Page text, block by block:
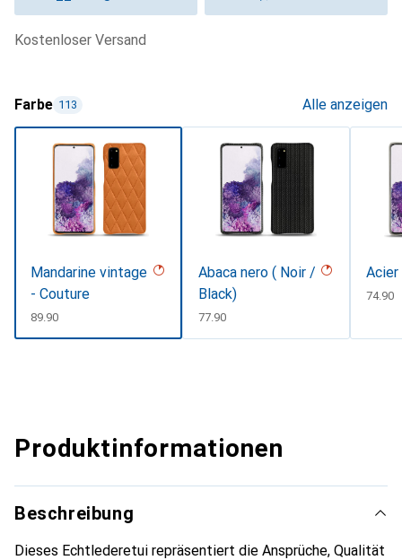
kostenloser Versand
Farbe 113 Alle anzeigen
Mandarine vintage
- Couture
CHF
89.90
Abaca nero ( Noir /
Black)
CHF
77.90
CHF
74.90
Produktinformationen
Beschreibung
Dieses Echtlederetui repräsentiert die Ansprüche, Qualität